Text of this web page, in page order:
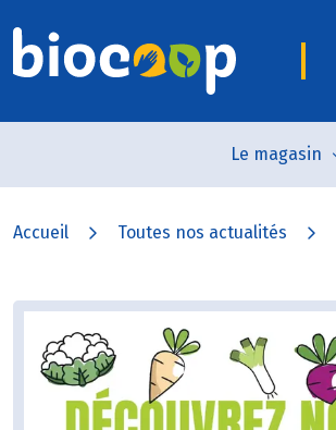
Le magasin
Accueil Toutes nos actualités